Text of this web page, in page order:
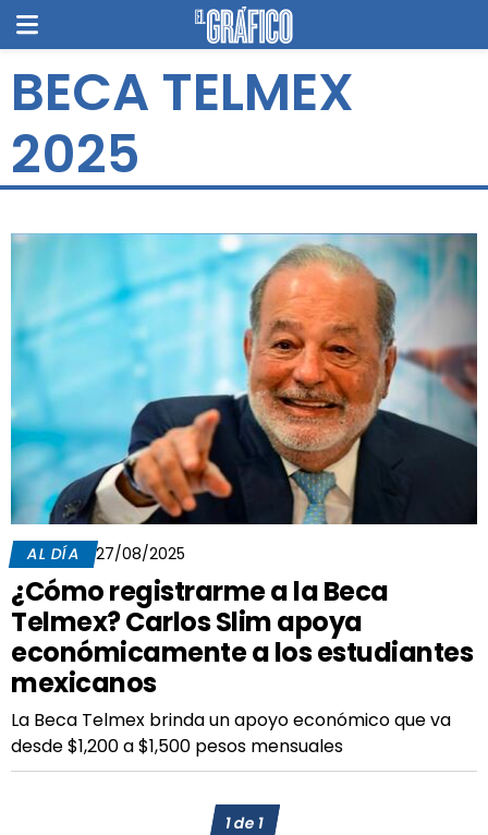
BECA TELMEX
2025
AL DÍA 27/08/2025
¿Cómo registrarme a la Beca
Telmex? Carlos Slim apoya
económicamente a los estudiantes
mexicanos
La Beca Telmex brinda un apoyo económico que va
desde $1,200 a $1,500 pesos mensuales
1de1